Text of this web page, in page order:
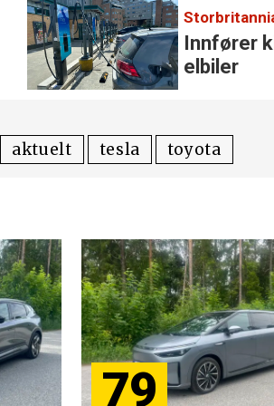
Innfører
elbiler
aktuelt tesla toyota
79